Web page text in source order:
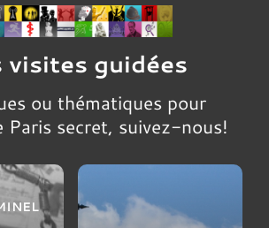
visites guidées
ou thématiques pour
Paris secret, suivez-nous!